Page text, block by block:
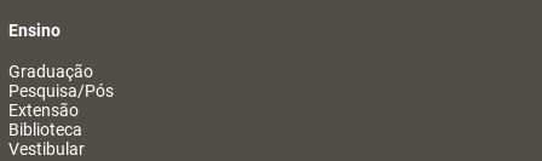
Ensino
Graduação
Pesquisa/Pós
Extensão
Biblioteca
Vestibular